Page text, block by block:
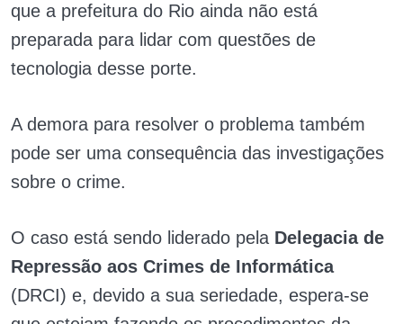
que a prefeitura do Rio ainda não está
preparada para lidar com questões de
tecnologia desse porte.
A demora para resolver o problema também
pode ser uma consequência das investigações
sobre o crime.
O caso está sendo liderado pela Delegacia de
Repressão aos Crimes de Informática
(DRCI) e, devido a sua seriedade, espera-se